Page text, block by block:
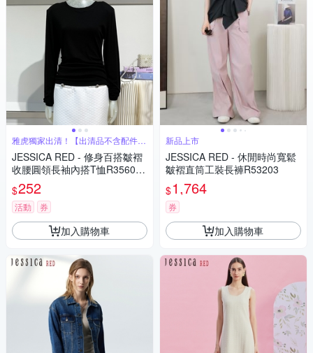
雅虎獨家出清！【出清品不含配件腰
帶腰鏈】
JESSICA RED - 修身百搭皺褶
收腰圓領長袖內搭T恤R35603
（黑）
$252
活動 券
加入購物車
新品上市
JESSICA RED - 休閒時尚寬鬆
皺褶直筒工裝長褲R53203
$1,764
券
加入購物車